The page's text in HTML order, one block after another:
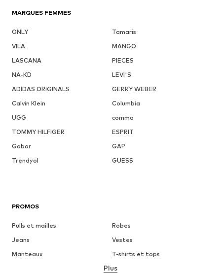
MARQUES FEMMES
ONLY
Tamaris
VILA
MANGO
LASCANA
PIECES
NA-KD
LEVI'S
ADIDAS ORIGINALS
GERRY WEBER
Calvin Klein
Columbia
UGG
comma
TOMMY HILFIGER
ESPRIT
Gabor
GAP
Trendyol
GUESS
PROMOS
Pulls et mailles
Robes
Jeans
Vestes
Manteaux
T-shirts et tops
Lingerie
Plus